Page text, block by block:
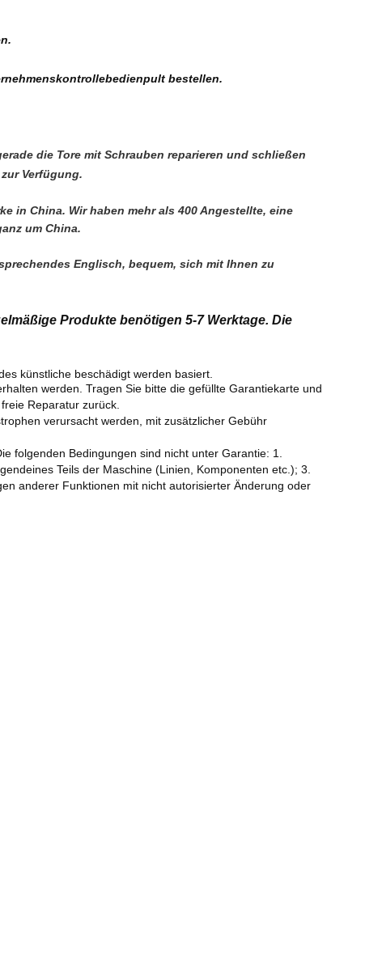
bestellen.
die Tore mit Schrauben reparieren und schließen
Verfügung.
in China. Wir haben mehr als 400 Angestellte, eine
um China.
Englisch, bequem, sich mit Ihnen zu
Produkte benötigen 5-7 Werktage. Die
künstliche beschädigt werden basiert.
werden. Tragen Sie bitte die gefüllte Garantiekarte und
Reparatur zurück.
verursacht werden, mit zusätzlicher Gebühr
folgenden Bedingungen sind nicht unter Garantie: 1.
Teils der Maschine (Linien, Komponenten etc.); 3.
anderer Funktionen mit nicht autorisierter Änderung oder